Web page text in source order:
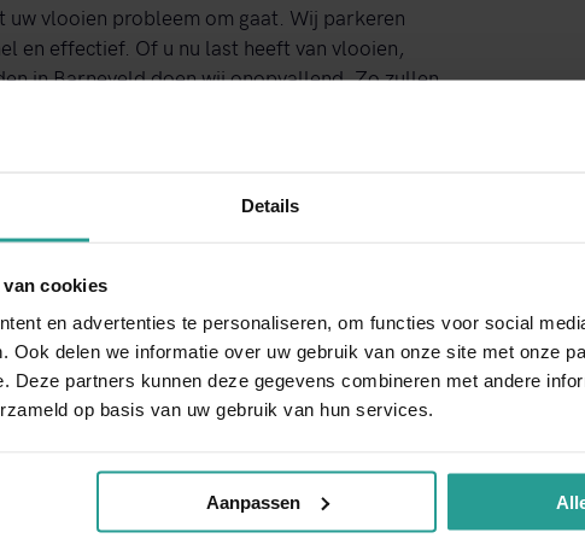
Details
cookies
en advertenties te personaliseren, om functies voor social
Ook delen we informatie over uw gebruik van onze site met onze
Deze partners kunnen deze gegevens combineren met andere
op basis van uw gebruik van hun services.
Aanpassen
vlooien probleem om gaat. Wij parkeren
en effectief. Of u nu last heeft van vlooien,
in Barneveld doen wij onopvallend. Zo zullen
voorbijgangers nooit weten wat er aan de
de bestrijding zorgeloos genieten van een
vloerbedekking, gordijnen en zelfs uw
vlooien
woning met grondige ongediertebestrijding
week bereikbaar. Heeft u een urgente
4 uur ter plaatse zijn. Geeft u aan
flexibel en service gericht, maar zorgen
graag weten wat in uw situatie vlooien
Wij garanderen discretie en effectiviteit.
weer rustig slapen 's nachts.